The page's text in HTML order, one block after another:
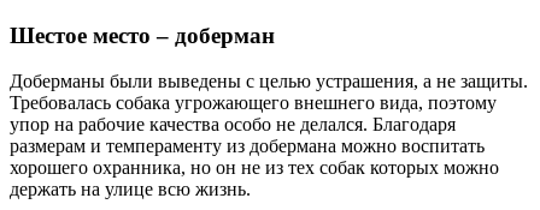
Шестое место – доберман
Доберманы были выведены с целью устрашения, а не защиты.
Требовалась собака угрожающего внешнего вида, поэтому
упор на рабочие качества особо не делался. Благодаря
размерам и темпераменту из добермана можно воспитать
хорошего охранника, но он не из тех собак которых можно
держать на улице всю жизнь.